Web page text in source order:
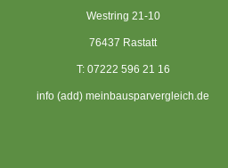
Westring 21-10
76437 Rastatt
T: 07222 596 21 16
info (add) meinbausparvergleich.de